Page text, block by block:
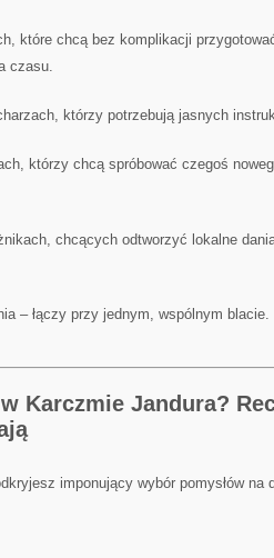
które chcą bez komplikacji
czasu.
którzy potrzebują jasnych
którzy chcą spróbować czegoś
chcących odtworzyć lokalne
– łączy przy jednym, wspólnym blacie.
Karczmie Jandura?
imponujący wybór pomysłów na